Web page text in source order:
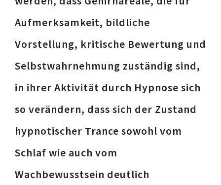
Aufmerksamkeit, bildliche
Vorstellung, kritische Bewertung und
Selbstwahrnehmung zuständig sind,
in ihrer Aktivität durch Hypnose sich
so verändern, dass sich der Zustand
hypnotischer Trance sowohl vom
Schlaf wie auch vom
Wachbewusstsein deutlich